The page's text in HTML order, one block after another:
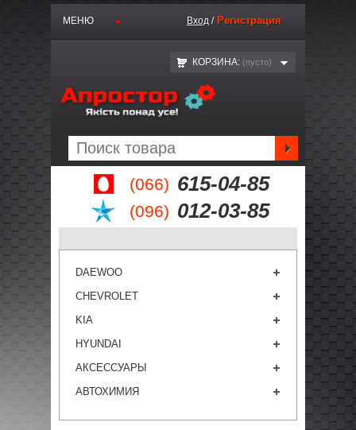
(066) 615-04-85
(096) 012-03-85
МЕНЮ Вход / Регистрация
КОРЗИНА: (пустo)
DAEWOO
CHEVROLET
KIA
HYUNDAI
АКСЕССУАРЫ
АВТОХИМИЯ